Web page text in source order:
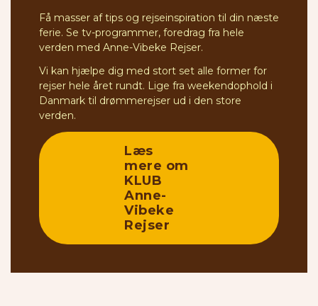
Få masser af tips og rejseinspiration til din næste
ferie. Se tv-programmer, foredrag fra hele
verden med Anne-Vibeke Rejser.
Vi kan hjælpe dig med stort set alle former for
rejser hele året rundt. Lige fra weekendophold i
Danmark til drømmerejser ud i den store
verden.
Læs
mere om
KLUB
Anne-
Vibeke
Rejser